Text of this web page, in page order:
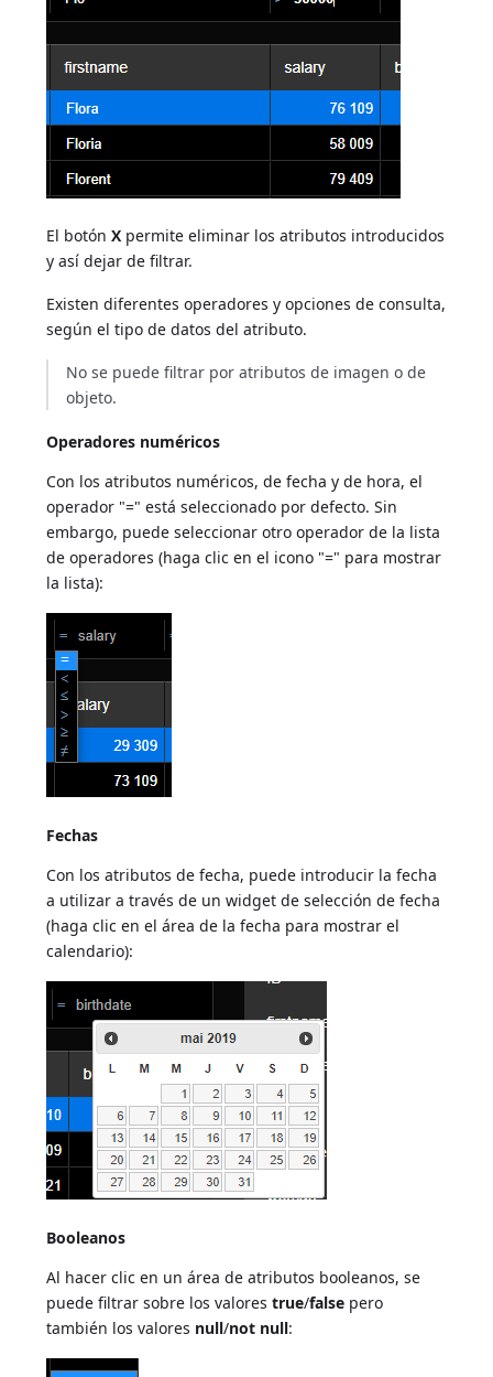
El botónX permite eliminar los atributos introducidos
y así dejar de filtrar.
Existen diferentes operadores y opciones de consulta,
según el tipo de datos del atributo.
No se puede filtrar por atributos de imagen o de
objeto.
Operadores numéricos
Con los atributos numéricos, de fecha y de hora, el
operador "=" está seleccionado por defecto. Sin
embargo, puede seleccionar otro operador de la lista
de operadores (haga clic en el icono "=" para mostrar
la lista):
Fechas
Con los atributos de fecha, puede introducir la fecha
a utilizar a través de un widget de selección de fecha
(haga clic en el área de la fecha para mostrar el
calendario):
Booleanos
Al hacer clic en un área de atributos booleanos, se
puede filtrar sobre los valorestrue/false pero
también los valores null/not null: